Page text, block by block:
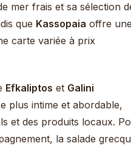
mer frais et sa sélection
que Kassopaia offre
carte variée à prix
Efkaliptos et Galini
plus intime et abordable,
et des produits locaux.
la salade